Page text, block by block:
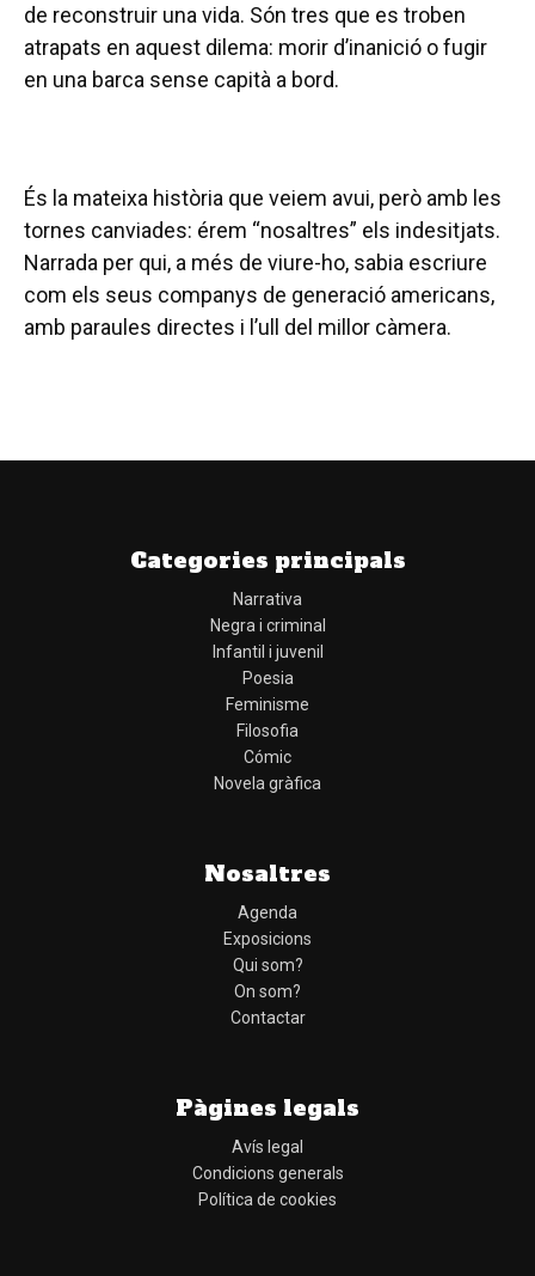
de reconstruir una vida. Són tres que es troben
atrapats en aquest dilema: morir d’inanició o fugir
en una barca sense capità a bord.
És la mateixa història que veiem avui, però amb les
tornes canviades: érem “nosaltres” els indesitjats.
Narrada per qui, a més de viure-ho, sabia escriure
com els seus companys de generació americans,
amb paraules directes i l’ull del millor càmera.
Categories principals
Narrativa
Negra i criminal
Infantil i juvenil
Poesia
Feminisme
Filosofia
Cómic
Novela gràfica
Nosaltres
Agenda
Exposicions
Qui som?
On som?
Contactar
Pàgines legals
Avís legal
Condicions generals
Política de cookies